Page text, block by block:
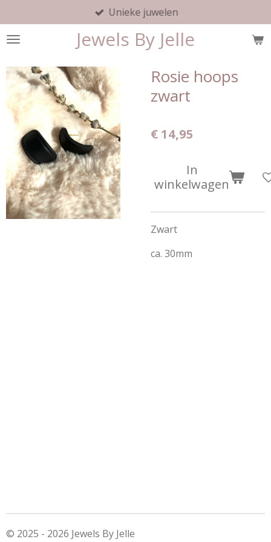
direct
naar
hoofdinhoud
Jewels By Jelle
Unieke juwelen
Rosie hoops
zwart
€ 14,95
In
winkelwagen
Zwart
ca. 30mm
© 2025 - 2026 Jewels By Jelle